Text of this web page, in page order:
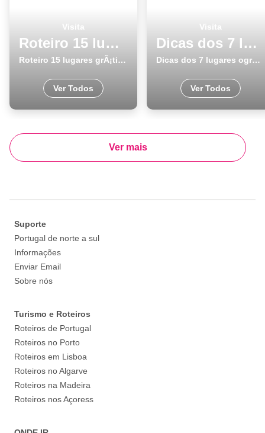
Visita
Roteiro 15 lugares grÃ¡tis para visitar em Aljezur
Roteiro 15 lugares grÃ¡tis para visitar em Aljezur
Ver Todos
Visita
Dicas dos 7 lugares ogrÃ¡tis para visitar em Vila do Conde
Dicas dos 7 lugares ogrÃ¡tis para visitar em Vila do Conde
Ver Todos
Ver mais
Suporte
Portugal de norte a sul
Informações
Enviar Email
Sobre nós
Turismo e Roteiros
Roteiros de Portugal
Roteiros no Porto
Roteiros em Lisboa
Roteiros no Algarve
Roteiros na Madeira
Roteiros nos Açoress